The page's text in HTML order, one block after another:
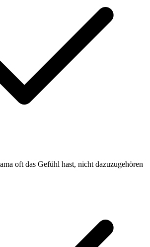
oft das Gefühl hast, nicht dazuzugehören